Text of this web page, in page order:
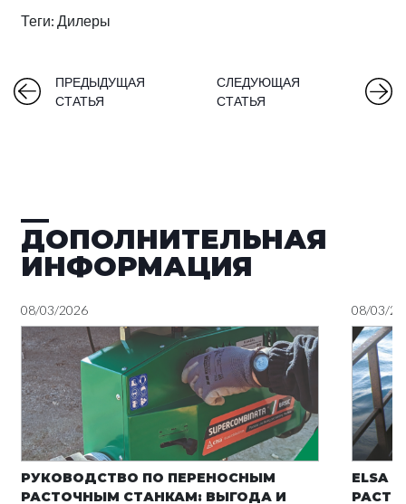
Теги: Дилеры
ПРЕДЫДУЩАЯ
СТАТЬЯ
СЛЕДУЮЩАЯ
СТАТЬЯ
ДОПОЛНИТЕЛЬНАЯ
ИНФОРМАЦИЯ
08/03/2026
РУКОВОДСТВО ПО ПЕРЕНОСНЫМ
РАСТОЧНЫМ СТАНКАМ: ВЫГОДА И
08/03/
ELSA